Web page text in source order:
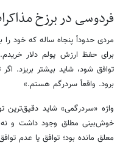
فردوسی در برزخ
مردی حدوداً پنجاه ساله که خود
برای حفظ ارزش پولم دلار
توافق شود، شاید بیشتر بریزد.
برود. واقعاً سردرگم هستم.»
واژه «سردرگمی» شاید دقیق‌ترین
خوش‌بینی مطلق وجود داشت و نه
معلق مانده بود؛ توافق یا عدم